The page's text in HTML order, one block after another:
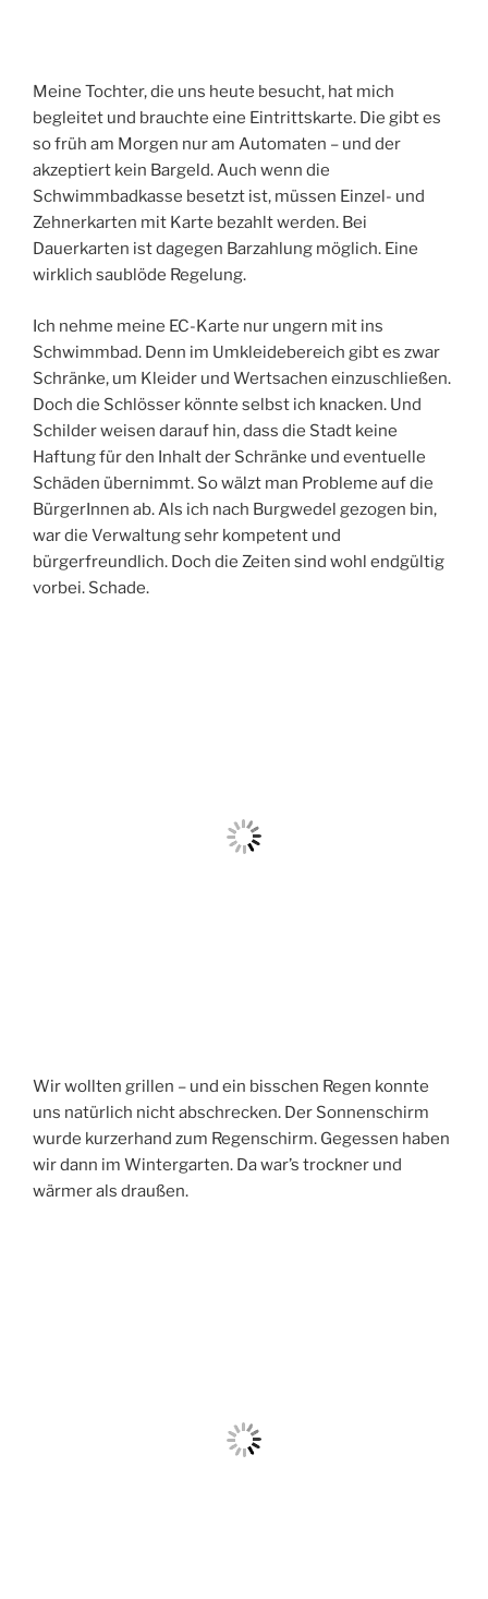
Meine Tochter, die uns heute besucht, hat mich
begleitet und brauchte eine Eintrittskarte. Die gibt es
so früh am Morgen nur am Automaten – und der
akzeptiert kein Bargeld. Auch wenn die
Schwimmbadkasse besetzt ist, müssen Einzel- und
Zehnerkarten mit Karte bezahlt werden. Bei
Dauerkarten ist dagegen Barzahlung möglich. Eine
wirklich saublöde Regelung.
Ich nehme meine EC-Karte nur ungern mit ins
Schwimmbad. Denn im Umkleidebereich gibt es zwar
Schränke, um Kleider und Wertsachen einzuschließen.
Doch die Schlösser könnte selbst ich knacken. Und
Schilder weisen darauf hin, dass die Stadt keine
Haftung für den Inhalt der Schränke und eventuelle
Schäden übernimmt. So wälzt man Probleme auf die
BürgerInnen ab. Als ich nach Burgwedel gezogen bin,
war die Verwaltung sehr kompetent und
bürgerfreundlich. Doch die Zeiten sind wohl endgültig
vorbei. Schade.
Wir wollten grillen – und ein bisschen Regen konnte
uns natürlich nicht abschrecken. Der Sonnenschirm
wurde kurzerhand zum Regenschirm. Gegessen haben
wir dann im Wintergarten. Da war’s trockner und
wärmer als draußen.